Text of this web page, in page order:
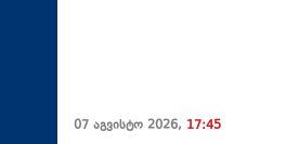
07 აგვისტო 2026, 17:45